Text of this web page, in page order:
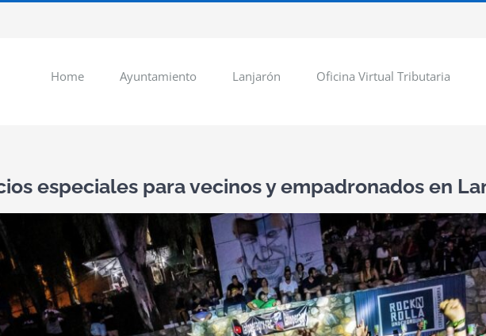
Home Ayuntamiento Lanjarón Oficina Virtual Tributaria
especiales para vecinos y empadronados en